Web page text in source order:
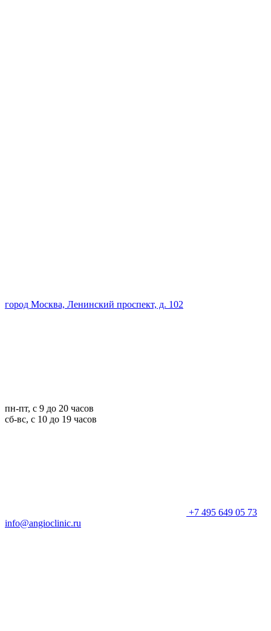
город Москва, Ленинский проспект, д. 102
пн-пт, с 9 до 20 часов
сб-вс, с 10 до 19 часов
+7 495 649 05 73
info@angioclinic.ru